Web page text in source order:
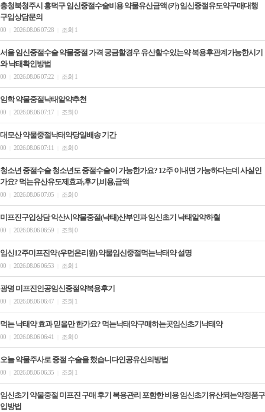
충청북청주시 흥덕구 임신중절수술비용 약물유산금액 (카) 임신중절유도약구매대행
구입상담문의
00 2026.08.06 07:28 조회 1
서울 임신중절수술 약물중절 가격 궁금할경우 유산할수있는약 복용후관계가능한시기
와 낙태확인방법
00 2026.08.06 07:22 조회 1
임학 약물중절낙­태알약추천
00 2026.08.06 07:17 조회 0
대모산 약물중절낙태약당일배송 기간
00 2026.08.06 07:11 조회 0
청소년 중절수술 청소년도 중절수술이 가능한가요? 12주 이내면 가능하다는데 사실인
가요? 먹는유산유도제효과,후기,비용,금액
00 2026.08.06 07:05 조회 0
미프진구입상담 익산시약물중절(낙태)산부인과 임신초기 낙­태알약하혈
00 2026.08.06 06:59 조회 0
임신12주미프진약 (우먼온리원) 약물임신중절먹는낙­태약 설명
00 2026.08.06 06:53 조회 1
광명 미프진인공임신중절약복용후기
00 2026.08.06 06:47 조회 1
먹는 낙태약 효과 믿을만 한가요? 먹는낙태약구매하는곳임신초기낙­태약
00 2026.08.06 06:41 조회 0
오늘 약물주사로 중절 수술을 했습니다인공유산의방법
00 2026.08.06 06:35 조회 1
임신초기 약물중절 미프진 구매 후기 복용관리 포함한 비용 임신초기유산되는약정품구
입방법